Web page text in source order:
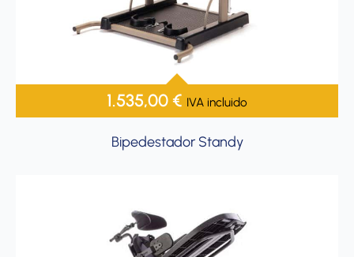
1.535,00€ IVA incluido
Bipedestador Standy